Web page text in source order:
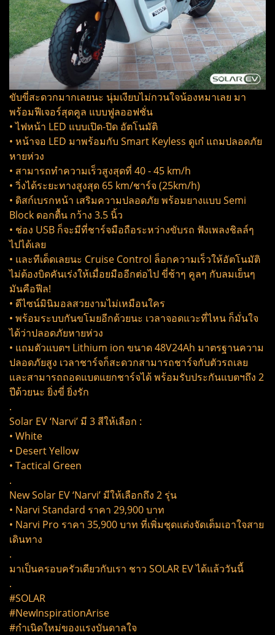
ขับขี่สะดวกมากเลยนะ นุ่มเงียบไม่กวนใจน้องหมาเลย มา
พร้อมฟีเจอร์สุดคูล แบบฟูลออฟชั่น
• ไฟหน้า LED แบบเปิด-ปิด อัตโนมัติ
• หน้าจอ LED มาพร้อมกับ Smart Keyless ดูเก๋ แถมปลอดภัย
หายห่วง
• สามารถทำความเร็วสูงสุดที่ 40 - 45 km/h
• วิ่งได้ระยะทางสูงสุด 65 km/ชาร์จ (25km/h)
• ดิสก์เบรกหน้า เสริมความปลอดภัย พร้อมยางแบบ Semi
Block ดอกตื้น กว้าง 3.5 นิ้ว
• ช่อง USB ก็จะมีที่ชาร์จมือถือระหว่างขับรถ ฟังเพลงชิลล์ๆ
ไปได้เลย
• และทีเด็ดเลยนะ Cruise Control ล็อกความเร็วให้อัตโนมัติ
ไม่ต้องบิดคันเร่งให้เมื่อยมืออีกต่อไป ขี่ช้าๆ คูลๆ กับลมเย็นๆ
มันคือฟีล!
• ดีไซน์มินิมอลสวยงามไม่เหมือนใคร
• พร้อมระบบกันขโมยอีกด้วยนะ เวลาจอดแวะที่ไหน ก็มั่นใจ
ได้ว่าปลอดภัยหายห่วง
• แถมตัวแบตฯ Lithium ion ขนาด 48V24Ah มาตรฐานความ
ปลอดภัยสูง เวลาชาร์จก็สะดวกสามารถชาร์จกับตัวรถเลย
และสามารถถอดแบตแยกชาร์จได้ พร้อมรับประกันแบตฯถึง 2
ปีด้วยนะ ยิ่งขี่ ยิ่งรัก
.
Solar EV ‘Narvi’ มี 3 สีให้เลือก :
• White
• Desert Yellow
• Tactical Green
.
New Solar EV ‘Narvi’ มีให้เลือกถึง 2 รุ่น
• Narvi Standard ราคา 29,900 บาท
• Narvi Pro ราคา 35,900 บาท ที่เพิ่มชุดแต่งจัดเต็มเอาใจสาย
เดินทาง
.
มาเป็นครอบครัวเดียวกับเรา ชาว SOLAR EV ได้แล้ววันนี้
.
#SOLAR
#NewInspirationArise
#กำเนิดใหม่ของแรงบันดาลใจ